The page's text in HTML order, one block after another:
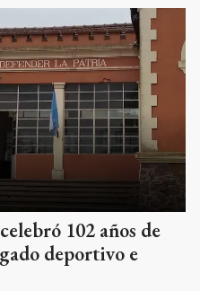
102 años de
deportivo e